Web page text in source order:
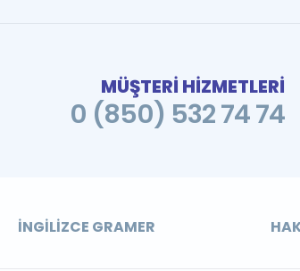
MÜŞTERİ HİZMETLERİ
0 (850) 532 74 74
İNGILIZCE GRAMER